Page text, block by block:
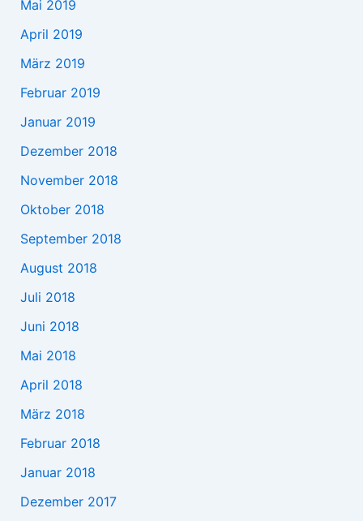
Mai 2019
April 2019
März 2019
Februar 2019
Januar 2019
Dezember 2018
November 2018
Oktober 2018
September 2018
August 2018
Juli 2018
Juni 2018
Mai 2018
April 2018
März 2018
Februar 2018
Januar 2018
Dezember 2017